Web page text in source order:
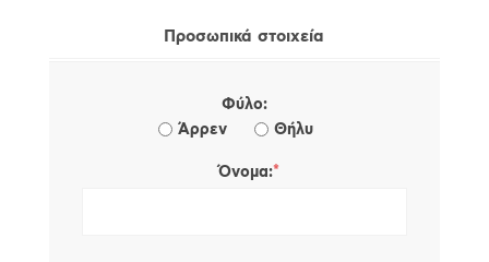
Προσωπικά στοιχεία
Φύλο:
Άρρεν
Θήλυ
Όνομα:*